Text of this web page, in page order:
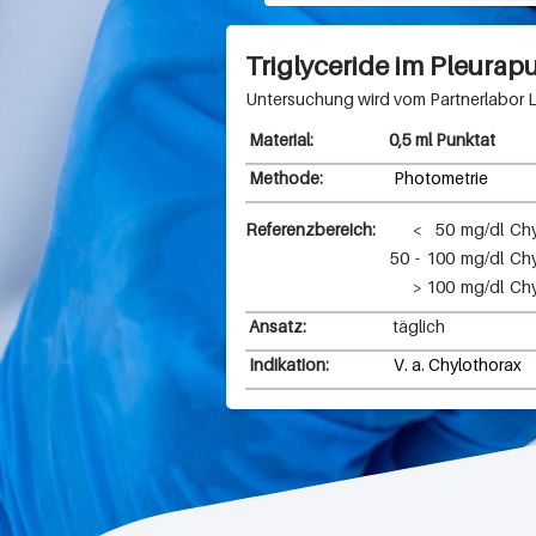
e
n
h
a
u
n
S
e
i
Triglyceride im
0,5 ml Punktat
Methode:
Photometrie
Referenzbereich: < 50 mg/dl
50 - 100 mg/dl
> 100 mg/dl
Ansatz:
täglich
Indikation:
V. a. Chylothorax